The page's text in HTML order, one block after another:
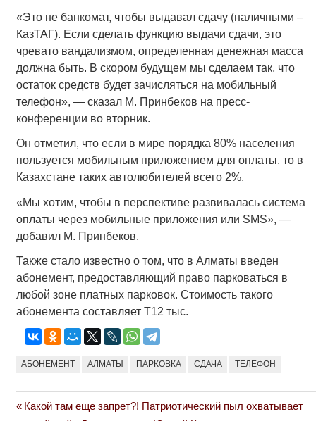
«Это не банкомат, чтобы выдавал сдачу (наличными –
КазТАГ). Если сделать функцию выдачи сдачи, это
чревато вандализмом, определенная денежная масса
должна быть. В скором будущем мы сделаем так, что
остаток средств будет зачисляться на мобильный
телефон», — сказал М. Принбеков на пресс-
конференции во вторник.
Он отметил, что если в мире порядка 80% населения
пользуется мобильным приложением для оплаты, то в
Казахстане таких автолюбителей всего 2%.
«Мы хотим, чтобы в перспективе развивалась система
оплаты через мобильные приложения или SMS», —
добавил М. Принбеков.
Также стало известно о том, что в Алматы введен
абонемент, предоставляющий право парковаться в
любой зоне платных парковок. Стоимость такого
абонемента составляет Т12 тыс.
АБОНЕМЕНТ АЛМАТЫ ПАРКОВКА СДАЧА ТЕЛЕФОН
Навигация
Previous
Какой там еще запрет?! Патриотический пыл охватывает